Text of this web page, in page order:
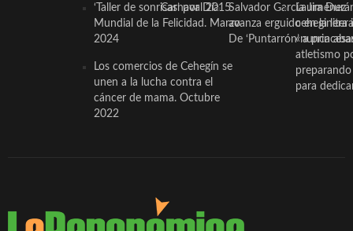
‘Taller de sonrisas’ por Día
Mundial de la Felicidad. Marzo
2024
Los comercios de Cehegín se
unen a la lucha contra el
cáncer de mama. Octubre
2022
Carnaval 2015Salvador García Jiménez
avanza erguido en la
De ‘Puntarrón’ a
Laura
ceheginera
«nunca
atletismo
para